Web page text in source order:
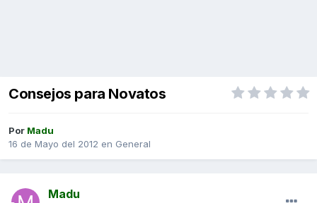
Consejos para Novatos
Por Madu
16 de Mayo del 2012 en General
Madu